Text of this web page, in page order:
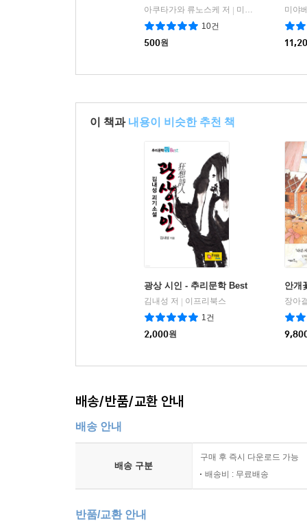
아쿠타가와 류노스케 저 | 미니문고
10건
500원
미야
이 책과 내용이 비슷한 추천 책
광상 시인 - 추리문학 Best
김내성 저 | 이프리북스
1건
2,000원
안개
장아
배송/반품/교환 안내
배송 안내
배송 구분
구매 후 즉시 다운로드 가능
배송비 : 무료배송
반품/교환 안내